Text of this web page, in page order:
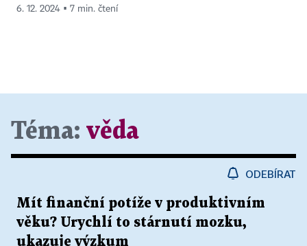
6. 12. 2024 ▪ 7 min. čtení
Téma: věda
ODEBÍRAT
Mít finanční potíže v produktivním
věku? Urychlí to stárnutí mozku,
ukazuje výzkum